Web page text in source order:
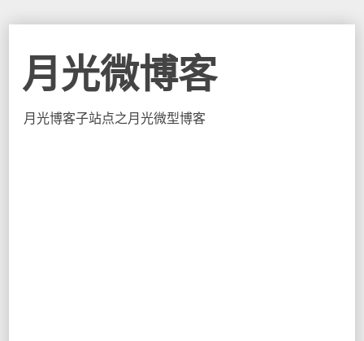
月光微博客
月光博客子站点之月光微型博客